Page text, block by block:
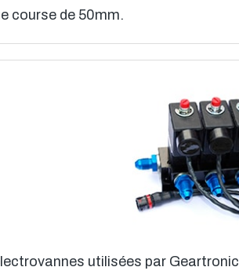
course de 50mm.
utilisées par